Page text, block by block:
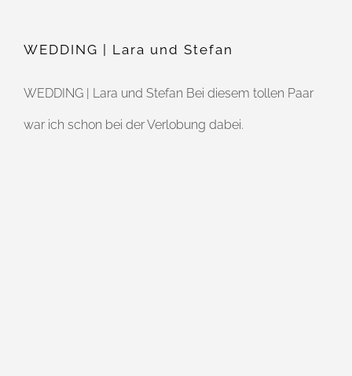
WEDDING | Lara und Stefan
WEDDING | Lara und Stefan Bei diesem tollen Paar
war ich schon bei der Verlobung dabei.